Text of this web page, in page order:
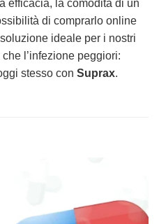
efficacia, la comodità di un
di comprarlo online
ideale per i nostri
l’infezione peggiori:
stesso con Suprax.